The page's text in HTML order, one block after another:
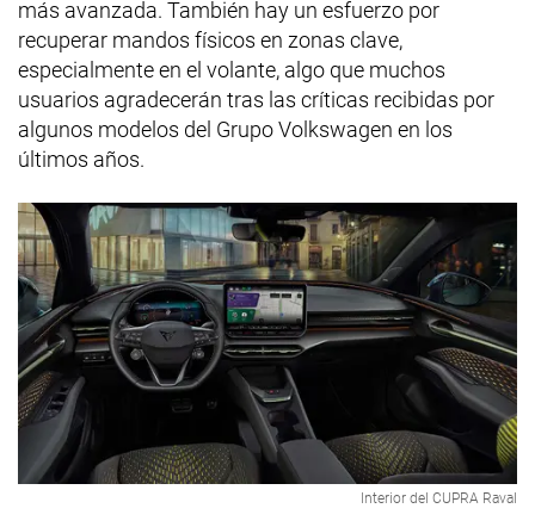
más avanzada. También hay un esfuerzo por
recuperar mandos físicos en zonas clave,
especialmente en el volante, algo que muchos
usuarios agradecerán tras las críticas recibidas por
algunos modelos del Grupo Volkswagen en los
últimos años.
Interior del CUPRA Raval